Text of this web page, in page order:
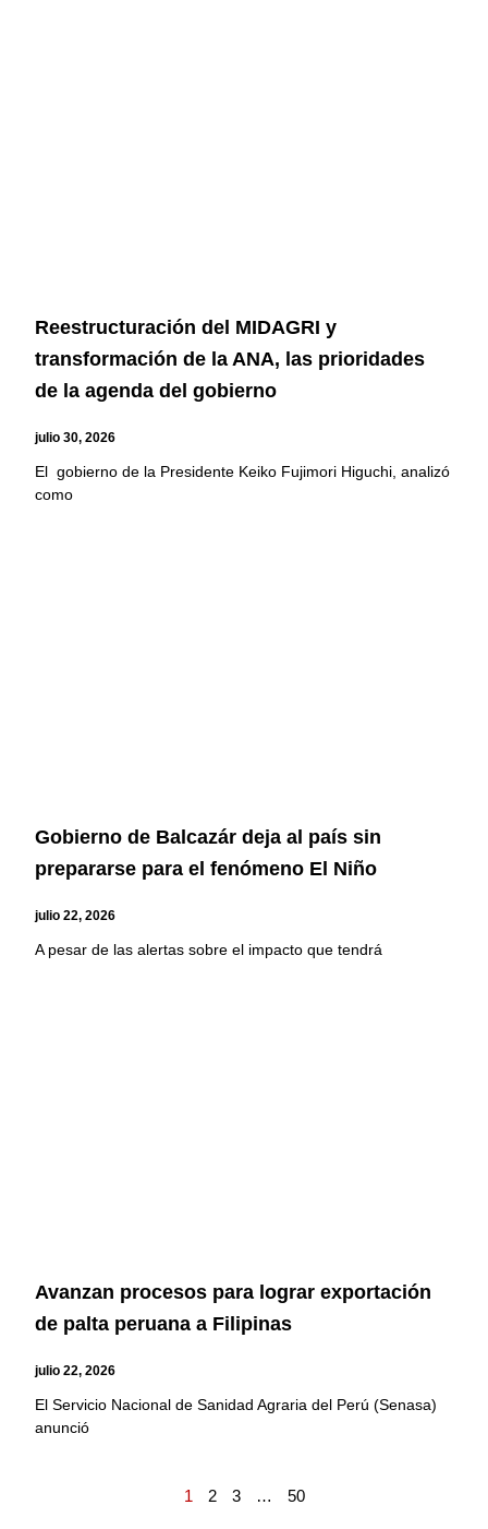
Reestructuración del MIDAGRI y
transformación de la ANA, las prioridades
de la agenda del gobierno
julio 30, 2026
El gobierno de la Presidente Keiko Fujimori Higuchi, analizó
como
Gobierno de Balcazár deja al país sin
prepararse para el fenómeno El Niño
julio 22, 2026
A pesar de las alertas sobre el impacto que tendrá
Avanzan procesos para lograr exportación
de palta peruana a Filipinas
julio 22, 2026
El Servicio Nacional de Sanidad Agraria del Perú (Senasa)
anunció
1 2 3 … 50